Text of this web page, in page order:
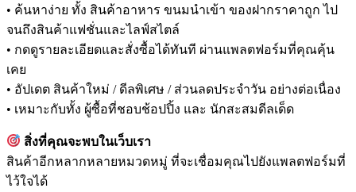
• ค้นหาง่าย ทั้ง สินค้าอาหาร ขนมนำเข้า ของฝากราคาถูก ไป
จนถึงสินค้าแฟชั่นและไลฟ์สไตล์
• กดดูรายละเอียดและสั่งซื้อได้ทันที ผ่านแพลตฟอร์มที่คุณคุ้น
เคย
• อัปเดต สินค้าใหม่ / ดีลพิเศษ / ส่วนลดประจำวัน อย่างต่อเนื่อง
• เหมาะกับทั้ง ผู้ซื้อที่ชอบช้อปปิ้ง และ นักสะสมดีลเด็ด
สิ่งที่คุณจะพบในเว็บเรา
สินค้าอีกหลากหลายหมวดหมู่ ที่จะเชื่อมคุณไปยังแพลตฟอร์มที่
ไว้ใจได้